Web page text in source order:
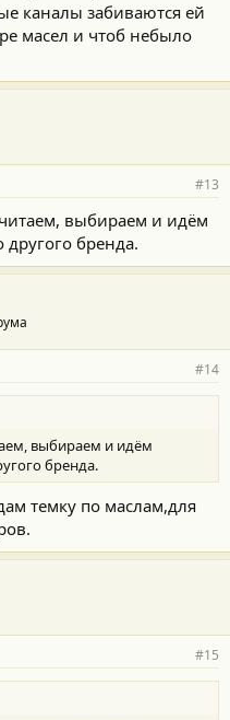
каналы забиваются ей
масел и чтоб небыло
#13
читаем, выбираем и идём
бренда.
#14
выбираем и идём
бренда.
темку по маслам,для
#15